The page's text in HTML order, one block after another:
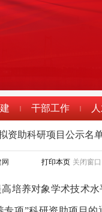
| 干部工作 |
资助科研项目公示名
打印本页 关闭窗口
培养对象学术技术